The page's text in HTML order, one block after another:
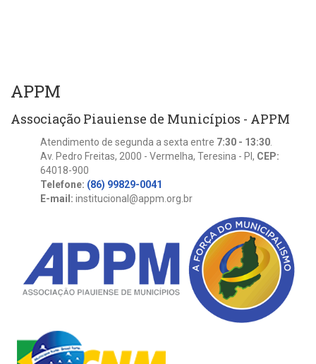
APPM
Associação Piauiense de Municípios - APPM
Atendimento de segunda a sexta entre 7:30 - 13:30.
Av. Pedro Freitas, 2000 - Vermelha, Teresina - PI, CEP:
64018-900
Telefone: (86) 99829-0041
E-mail: institucional@appm.org.br